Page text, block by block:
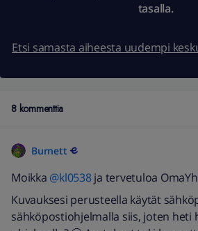
tasalla.
Etsi samasta aiheesta uudempi
8 kommenttia
Burnett
Moikka @kl0538ja tervetuloa
Kuvauksesi perusteella käytät
sähköpostiohjelmalla siis, joten heti